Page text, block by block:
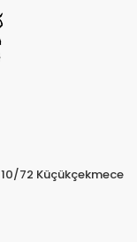
72 Küçükçekmece